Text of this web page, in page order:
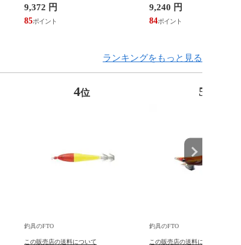
9,372 円
85
9,240 円
84
ランキングをもっと見る
4位
釣具のFTO
この販売店の送料について
5
釣具のFTO
この販売店の送料について